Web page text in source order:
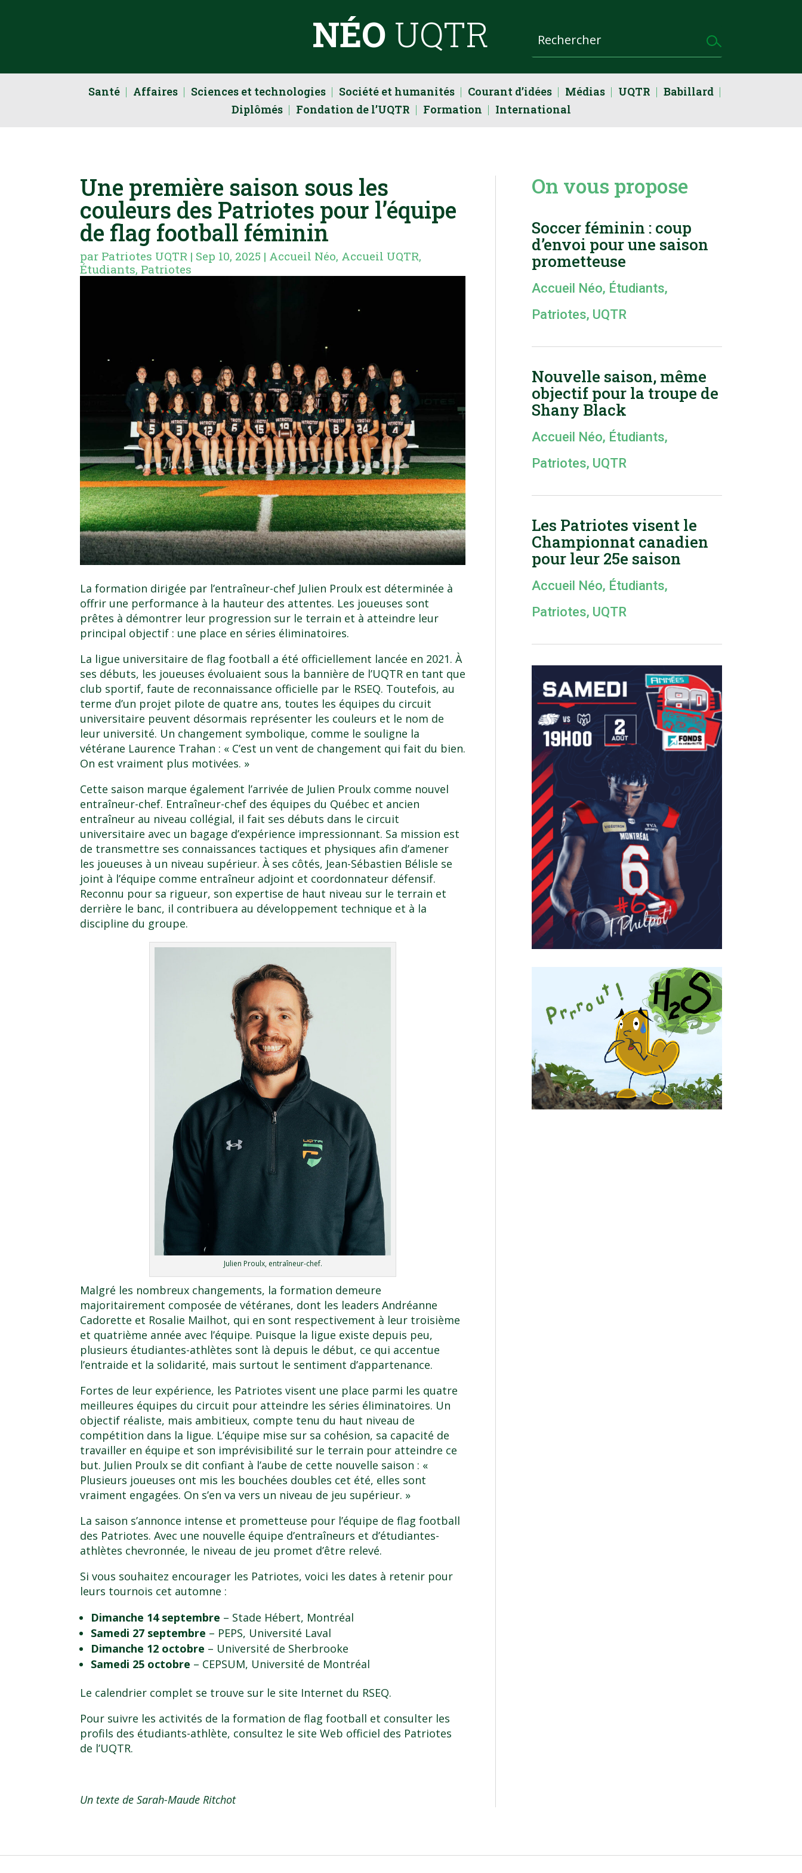
NÉO UQTR
Santé Affaires Sciences et technologies Société et humanités Courant d’idées Médias UQTR
Babillard
Diplômés
Fondation de l’UQTR Formation International
Une première saison sous les
couleurs des Patriotes pour l’équipe
de flag football féminin
par Patriotes UQTR | Sep 10, 2025 | Accueil Néo, Accueil UQTR,
Étudiants, Patriotes
La formation dirigée par l’entraîneur-chef Julien Proulx est déterminée à
offrir une performance à la hauteur des attentes. Les joueuses sont
prêtes à démontrer leur progression sur le terrain et à atteindre leur
principal objectif : une place en séries éliminatoires.
La ligue universitaire de flag football a été officiellement lancée en 2021. À
ses débuts, les joueuses évoluaient sous la bannière de l’UQTR en tant que
club sportif, faute de reconnaissance officielle par le RSEQ. Toutefois, au
terme d’un projet pilote de quatre ans, toutes les équipes du circuit
universitaire peuvent désormais représenter les couleurs et le nom de
leur université. Un changement symbolique, comme le souligne la
vétérane Laurence Trahan : « C’est un vent de changement qui fait du bien.
On est vraiment plus motivées. »
Cette saison marque également l’arrivée de Julien Proulx comme nouvel
entraîneur-chef. Entraîneur-chef des équipes du Québec et ancien
entraîneur au niveau collégial, il fait ses débuts dans le circuit
universitaire avec un bagage d’expérience impressionnant. Sa mission est
de transmettre ses connaissances tactiques et physiques afin d’amener
les joueuses à un niveau supérieur. À ses côtés, Jean-Sébastien Bélisle se
joint à l’équipe comme entraîneur adjoint et coordonnateur défensif.
Reconnu pour sa rigueur, son expertise de haut niveau sur le terrain et
derrière le banc, il contribuera au développement technique et à la
discipline du groupe.
Julien Proulx, entraîneur-chef.
Malgré les nombreux changements, la formation demeure
majoritairement composée de vétéranes, dont les leaders Andréanne
Cadorette et Rosalie Mailhot, qui en sont respectivement à leur troisième
et quatrième année avec l’équipe. Puisque la ligue existe depuis peu,
plusieurs étudiantes-athlètes sont là depuis le début, ce qui accentue
l’entraide et la solidarité, mais surtout le sentiment d’appartenance.
Fortes de leur expérience, les Patriotes visent une place parmi les quatre
meilleures équipes du circuit pour atteindre les séries éliminatoires. Un
objectif réaliste, mais ambitieux, compte tenu du haut niveau de
compétition dans la ligue. L’équipe mise sur sa cohésion, sa capacité de
travailler en équipe et son imprévisibilité sur le terrain pour atteindre ce
but. Julien Proulx se dit confiant à l’aube de cette nouvelle saison : «
Plusieurs joueuses ont mis les bouchées doubles cet été, elles sont
vraiment engagées. On s’en va vers un niveau de jeu supérieur. »
La saison s’annonce intense et prometteuse pour l’équipe de flag football
des Patriotes. Avec une nouvelle équipe d’entraîneurs et d’étudiantes-
athlètes chevronnée, le niveau de jeu promet d’être relevé.
Si vous souhaitez encourager les Patriotes, voici les dates à retenir pour
leurs tournois cet automne :
Dimanche 14 septembre – Stade Hébert, Montréal
Samedi 27 septembre – PEPS, Université Laval
Dimanche 12 octobre – Université de Sherbrooke
Samedi 25 octobre – CEPSUM, Université de Montréal
Le calendrier complet se trouve sur le site Internet du RSEQ.
Pour suivre les activités de la formation de flag football et consulter les
profils des étudiants-athlète, consultez le site Web officiel des Patriotes
de l’UQTR.
Un texte de Sarah-Maude Ritchot
On vous propose
Soccer féminin : coup
d’envoi pour une saison
prometteuse
Accueil Néo, Étudiants,
Patriotes, UQTR
Nouvelle saison, même
objectif pour la troupe de
Shany Black
Accueil Néo, Étudiants,
Patriotes, UQTR
Les Patriotes visent le
Championnat canadien
pour leur 25e saison
Accueil Néo, Étudiants,
Patriotes, UQTR